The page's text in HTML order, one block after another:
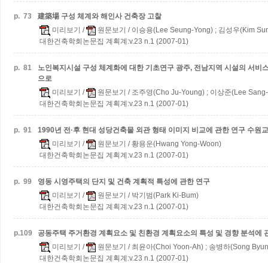
p. 73
建築場 구성 체계와 해인사 건축장 고찰
미리보기 / 원문보기 / 이승용(Lee Seung-Yong) ; 김성우(Kim
대한건축학회논문집 계획계:v.23 n.1 (2007-01)
p. 81 노인복지시설 구성 체계화에 대한 기초연구 광주, 전남지역 시설의 서비
으로
미리보기 / 원문보기 / 조주영(Cho Ju-Young) ; 이상준(Lee
대한건축학회논문집 계획계:v.23 n.1 (2007-01)
p. 91 1990년 전·후 현대 성당건축물 외관 형태 이미지 비교에 관한 연구 수원
미리보기 / 원문보기 / 황용운(Hwang Yong-Woon)
대한건축학회논문집 계획계:v.23 n.1 (2007-01)
p. 99
영동 시영주택의 단지 및 건축 계획적 특성에 관한 연구
미리보기 / 원문보기 / 박기범(Park Ki-Bum)
대한건축학회논문집 계획계:v.23 n.1 (2007-01)
p.109
공동주택 주거환경 계획요소 및 친환경 계획요소의 특성 및 경향 분석에
미리보기 / 원문보기 / 최윤아(Choi Yoon-Ah) ; 송병하(Song
대한건축학회논문집 계획계:v.23 n.1 (2007-01)